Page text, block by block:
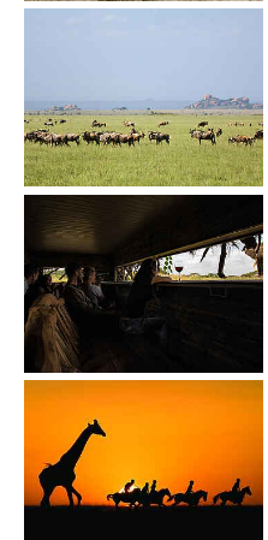
Show larger version
Show larger version